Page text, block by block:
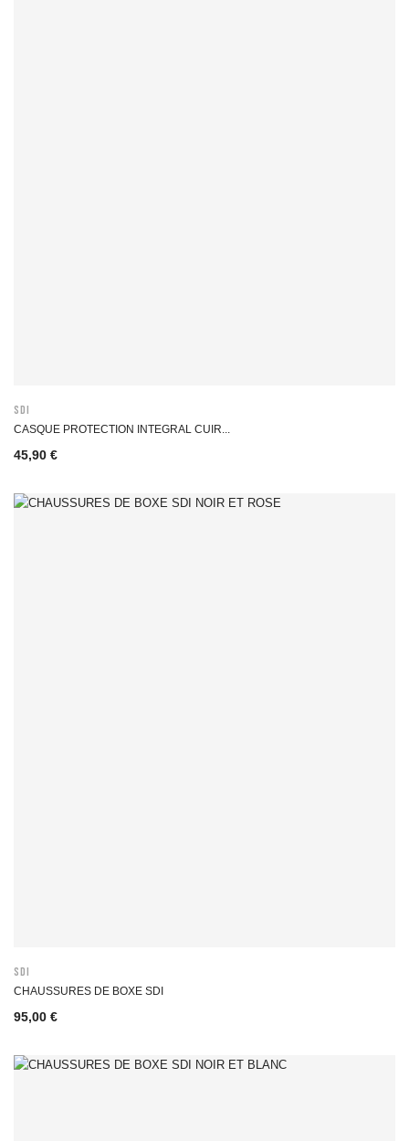
SDI
CASQUE PROTECTION INTEGRAL CUIR...
45,90 €
SDI
CHAUSSURES DE BOXE SDI
95,00 €